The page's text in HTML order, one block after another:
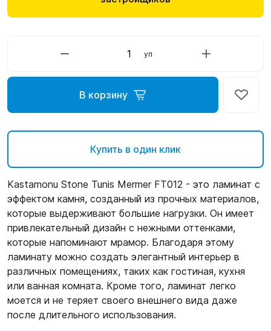
уп
В корзину
Купить в один клик
Kastamonu Stone Tunis Mermer FT012 - это ламинат с
эффектом камня, созданный из прочных материалов,
которые выдерживают большие нагрузки. Он имеет
привлекательный дизайн с нежными оттенками,
которые напоминают мрамор. Благодаря этому
ламинату можно создать элегантный интерьер в
различных помещениях, таких как гостиная, кухня
или ванная комната. Кроме того, ламинат легко
моется и не теряет своего внешнего вида даже
после длительного использования.